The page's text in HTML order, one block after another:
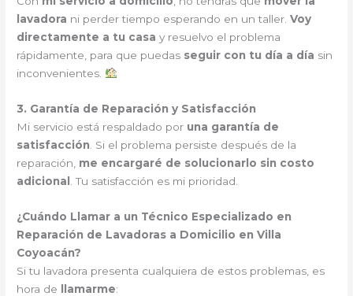
lavadora ni perder tiempo esperando en un taller.Voy
directamente a tu casa y resuelvo el problema
rápidamente, para que puedas seguir con tu día a día sin
inconvenientes.
3. Garantía de Reparación y Satisfacción
Mi servicio está respaldado por una garantía de
satisfacción . Si el problema persiste después de la
reparación, me encargaré de solucionarlo sin costo
adicional
. Tu satisfacción es mi prioridad.
¿Cuándo Llamar a un Técnico Especializado en
Reparación de Lavadoras a Domicilio en Villa
Coyoacán?
Si tu lavadora presenta cualquiera de estos problemas, es
hora de llamarme: